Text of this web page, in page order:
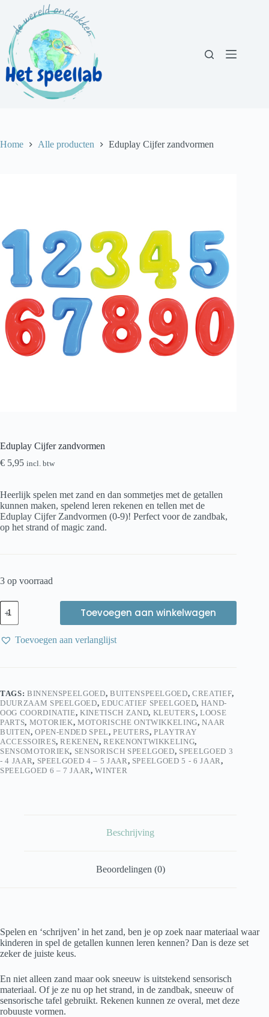
inhoud
Home Alle producten Eduplay Cijfer zandvormen
Eduplay Cijfer zandvormen
€ 5,95 incl. btw
Heerlijk spelen met zand en dan sommetjes met de getallen
kunnen maken, spelend leren rekenen en tellen met de
Eduplay Cijfer Zandvormen (0-9)! Perfect voor de zandbak,
op het strand of magic zand.
3 op voorraad
Eduplay
Cijfer
zandvormen
aantal
Toevoegen aan winkelwagen
Toevoegen aan verlanglijst
TAGS: BINNENSPEELGOED, BUITENSPEELGOED,CREATIEF,
DUURZAAM SPEELGOED,EDUCATIEF SPEELGOED, HAND-
OOG COORDINATIE,KINETISCH ZAND, KLEUTERS,LOOSE
PARTS, MOTORIEK,MOTORISCHE ONTWIKKELING,NAAR
BUITEN,OPEN-ENDED SPEL,PEUTERS,PLAYTRAY
ACCESSOIRES,REKENEN,REKENONTWIKKELING,
SENSOMOTORIEK, SENSORISCH SPEELGOED, SPEELGOED 3
- 4 JAAR, SPEELGOED 4 – 5 JAAR , SPEELGOED 5 - 6 JAAR ,
SPEELGOED 6 – 7 JAAR ,WINTER
Beschrijving
Beoordelingen (0)
Spelen en ‘schrijven’ in het zand, ben je op zoek naar materiaal waar
kinderen in spel de getallen kunnen leren kennen? Dan is deze set
zeker de juiste keus.
En niet alleen zand maar ook sneeuw is uitstekend sensorisch
materiaal. Of je ze nu op het strand, in de zandbak, sneeuw of
sensorische tafel gebruikt. Rekenen kunnen ze overal, met deze
robuuste vormen.